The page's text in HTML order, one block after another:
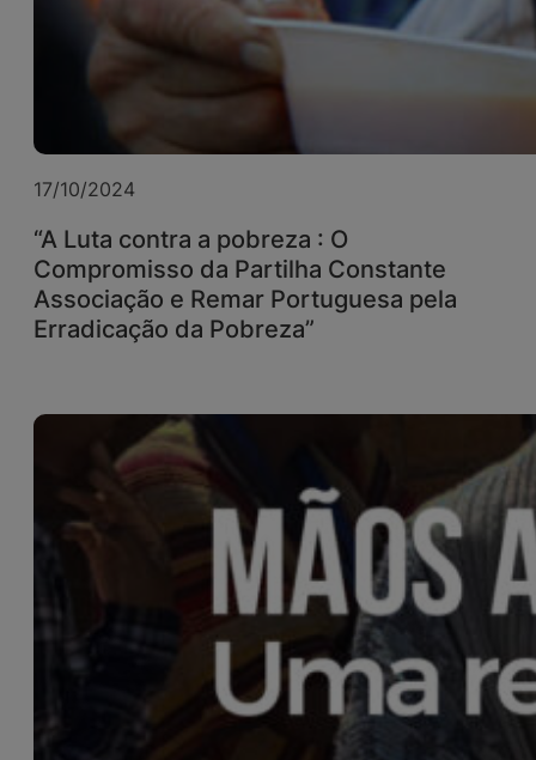
17/10/2024
“A Luta contra a pobreza : O
Compromisso da Partilha Constante
Associação e Remar Portuguesa pela
Erradicação da Pobreza”